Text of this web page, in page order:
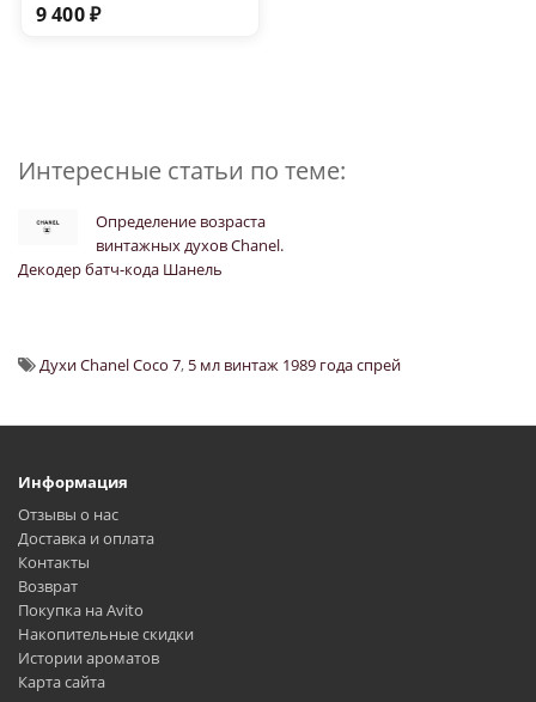
9 400 ₽
Интересные статьи по теме:
Определение возраста
винтажных духов Chanel.
Декодер батч-кода Шанель
Духи Chanel Coco 7, 5 мл винтаж 1989 года спрей
Информация
Отзывы о нас
Доставка и оплата
Контакты
Возврат
Покупка на Avito
Накопительные скидки
Истории ароматов
Карта сайта